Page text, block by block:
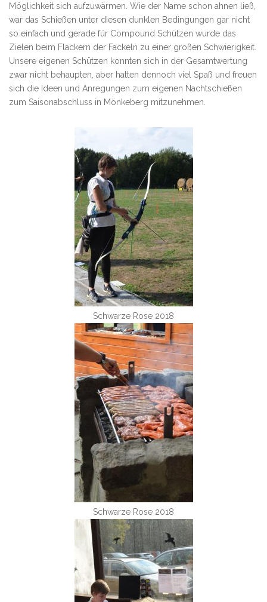
Möglichkeit sich aufzuwärmen. Wie der Name schon ahnen ließ,
war das Schießen unter diesen dunklen Bedingungen gar nicht
so einfach und gerade für Compound Schützen wurde das
Zielen beim Flackern der Fackeln zu einer großen Schwierigkeit.
Unsere eigenen Schützen konnten sich in der Gesamtwertung
zwar nicht behaupten, aber hatten dennoch viel Spaß und freuen
sich die Ideen und Anregungen zum eigenen Nachtschießen
zum Saisonabschluss in Mönkeberg mitzunehmen.
Schwarze Rose 2018
Schwarze Rose 2018